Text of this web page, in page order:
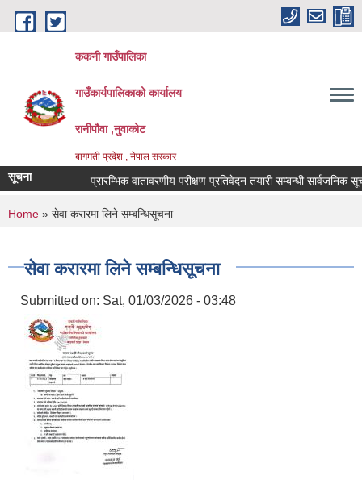
Skip to main content
ककनी गाउँपालिका
गाउँकार्यपालिकाको कार्यालय
रानीपौवा ,नुवाकोट
बागमती प्रदेश , नेपाल सरकार
सूचना प्रारम्भिक वातावरणीय परीक्षण प्रतिवेदन तयारी सम्बन्धी सार्वजनिक सूचना !
You are here
Home » सेवा करारमा लिने सम्बन्धिसूचना
सेवा करारमा लिने सम्बन्धिसूचना
Submitted on: Sat, 01/03/2026 - 03:48